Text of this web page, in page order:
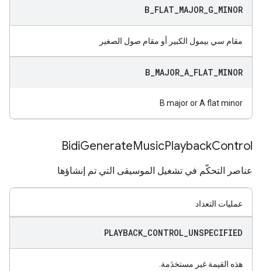
B FLAT MAJOR G MINOR
مقام سي بيمول الكبير أو مقام صول الصغير
B MAJOR A FLAT MINOR
B major or A flat minor
BidiGenerateMusicPlaybackControl
عناصر التحكّم في تشغيل الموسيقى التي تم إنشاؤها
عمليات التعداد
PLAYBACK_ CONTROL UNSPECIFIED
هذه القيمة غير مستخدَمة.